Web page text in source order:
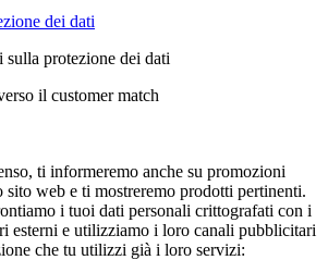
dei dati
protezione dei dati
il customer match
ti informeremo anche su promozioni
sito web e ti mostreremo prodotti pertinenti.
i tuoi dati personali crittografati con i
esterni e utilizziamo i loro canali pubblicitari
che tu utilizzi già i loro servizi: